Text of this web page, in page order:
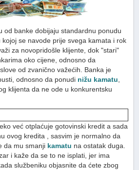
od banke dobijaju standardnu ponudu
se navode prije svega kamata i rok
za novopridošle klijente, dok "stari"
oko cijene, odnosno da
od zvanično važećih. Banka je
odnosno da ponudi nižu kamatu,
klijenta da ne ode u konkurentsku
već otplaćuje gotovinski kredit a sada
ovog kredita , sasvim je normalno da
da mu smanji kamatu na ostatak duga.
i kaže da se to ne isplati, jer ima
službeniku objasnite da ćete zbog